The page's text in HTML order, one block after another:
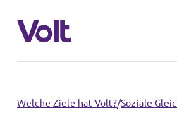
Volt in
Welche Ziele hat Volt?/Soziale